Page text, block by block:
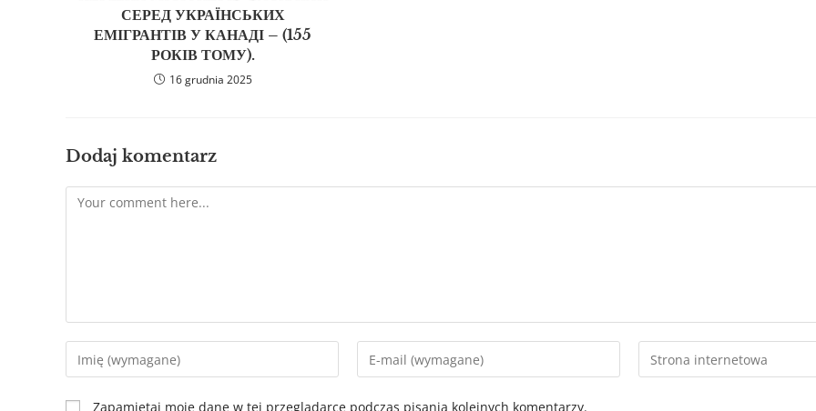
СЕРЕД УКРАЇНСЬКИХ
ЕМІГРАНТІВ У КАНАДІ – (155
РОКІВ ТОМУ).
16 grudnia 2025
Dodaj komentarz
Zapamiętaj moje dane w tej przeglądarce podczas pisania kolejnych komentarzy.